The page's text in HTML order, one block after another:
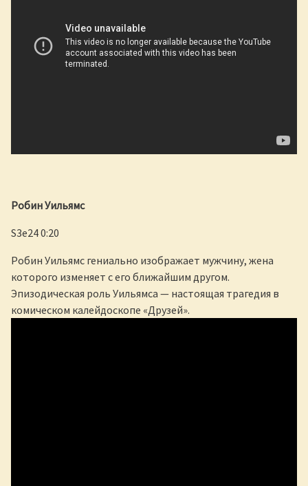
Робин Уильямс
S3e24 0:20
Робин Уильямс гениально изображает мужчину, жена
которого изменяет с его ближайшим другом.
Эпизодическая роль Уильямса — настоящая трагедия в
комическом калейдоскопе «Друзей».